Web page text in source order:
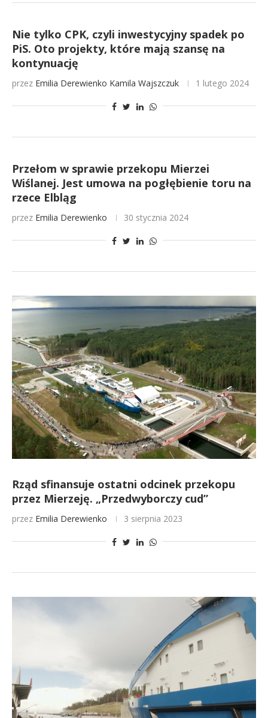
Nie tylko CPK, czyli inwestycyjny spadek po
PiS. Oto projekty, które mają szansę na
kontynuację
przez Emilia Derewienko Kamila Wajszczuk 1 lutego 2024
Przełom w sprawie przekopu Mierzei
Wiślanej. Jest umowa na pogłębienie toru na
rzece Elbląg
przez Emilia Derewienko 30 stycznia 2024
Rząd sfinansuje ostatni odcinek przekopu
przez Mierzeję. „Przedwyborczy cud”
przez Emilia Derewienko 3 sierpnia 2023